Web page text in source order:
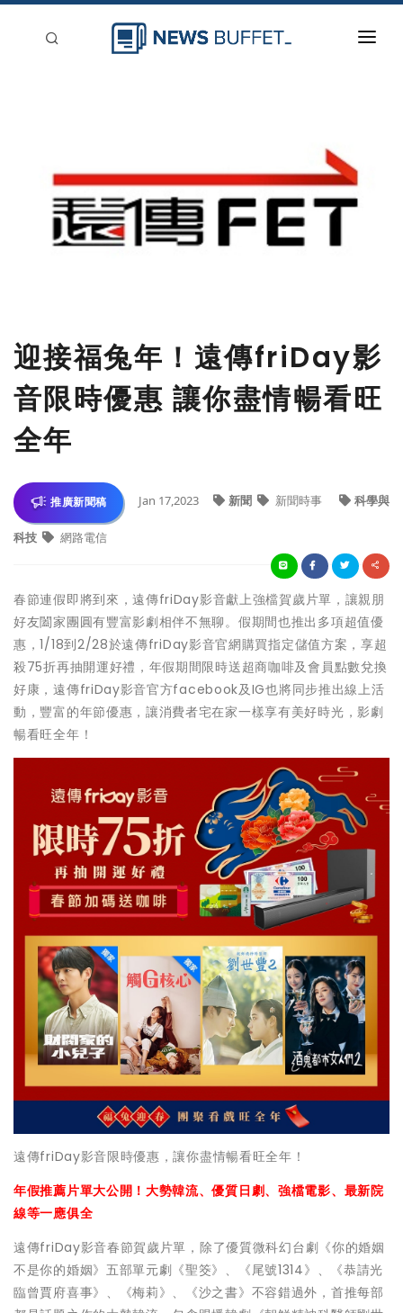
迎接福兔年！遠傳friDay影
音限時優惠 讓你盡情暢看旺
全年
推廣新聞稿 Jan 17,2023 新聞 新聞時事 科學與
科技 網路電信
春節連假即將到來，遠傳friDay影音獻上強檔賀歲片單，讓親朋
好友闔家團圓有豐富影劇相伴不無聊。假期間也推出多項超值優
惠，1/18到2/28於遠傳friDay影音官網購買指定儲值方案，享超
殺75折再抽開運好禮，年假期間限時送超商咖啡及會員點數兌換
好康，遠傳friDay影音官方facebook及IG也將同步推出線上活
動，豐富的年節優惠，讓消費者宅在家一樣享有美好時光，影劇
暢看旺全年！
遠傳friDay影音限時優惠，讓你盡情暢看旺全年！
年假推薦片單大公開！大勢韓流、優質日劇、強檔電影、最新院
線等一應俱全
遠傳friDay影音春節賀歲片單，除了優質微科幻台劇《你的婚姻
不是你的婚姻》五部單元劇《聖筊》、《尾號1314》、《恭請光
臨曾賈府喜事》、《梅莉》、《沙之書》不容錯過外，首推每部